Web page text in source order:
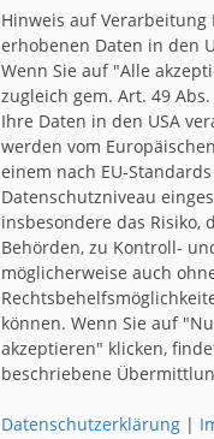
Hinweis auf
erhobenen Daten in den
Wenn Sie auf "Alle
zugleich gem. Art. 49 Abs.
Ihre Daten in den USA
werden vom
einem nach EU-
Datenschutzniveau
insbesondere das Risiko,
Behörden, zu Kontroll-
möglicherweise auch
können. Wenn Sie auf
akzeptieren" klicken,
beschriebene
Datenschutzerklärung |